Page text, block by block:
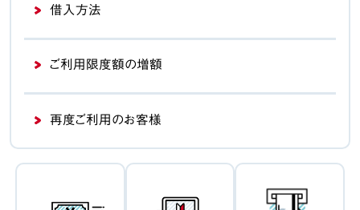
借入方法
ご利用限度額の増額
再度ご利用のお客様